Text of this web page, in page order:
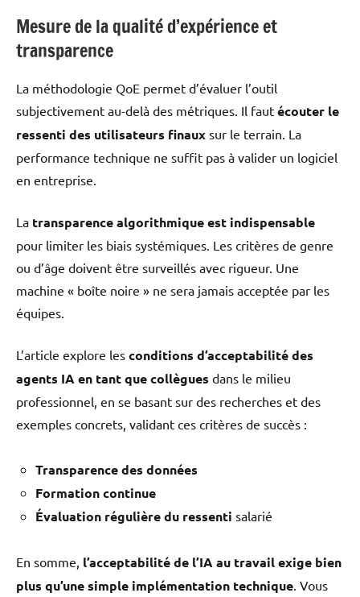
Mesure de la qualité d’expérience et
transparence
La méthodologie QoE permet d’évaluer l’outil
subjectivement au-delà des métriques. Il faut écouter le
ressenti des utilisateurs finaux sur le terrain. La
performance technique ne suffit pas à valider un logiciel
en entreprise.
La transparence algorithmique est indispensable
pour limiter les biais systémiques. Les critères de genre
ou d’âge doivent être surveillés avec rigueur. Une
machine « boîte noire » ne sera jamais acceptée par les
équipes.
L’article explore les conditions d’acceptabilité des
agents IA en tant que collègues dans le milieu
professionnel, en se basant sur des recherches et des
exemples concrets, validant ces critères de succès :
Transparence des données
Formation continue
Évaluation régulière du ressenti salarié
En somme, l’acceptabilité de l’IA au travail exige bien
plus qu’une simple implémentation technique . Vous